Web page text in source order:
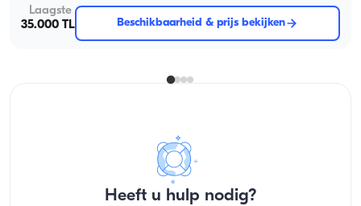
Laagste
35.000 TL
Beschikbaarheid & prijs bekijken
Heeft u hulp nodig?